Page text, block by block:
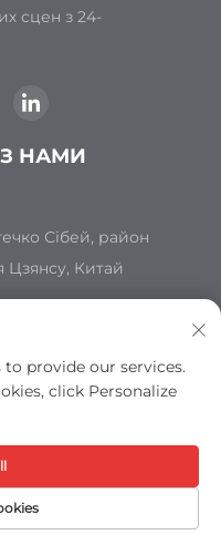
сцен з 24-
З НАМИ
Сібей, район
Цзянсу, Китай
З ОБМЕЖЕНОЮ
ГРУП» -
- Блог
provide our services.
click Personalize